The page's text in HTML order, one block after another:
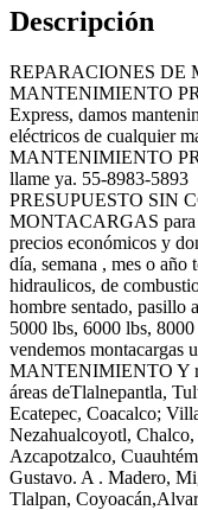
Descripción
REPARACIONES DE
MANTENIMIENTO
Express, damos
eléctricos de cualquier
MANTENIMIENTO
llame ya. 55-8983-5893
PRESUPUESTO SIN
MONTACARGAS para
precios económicos y
día, semana , mes o año
hidraulicos, de
hombre sentado, pasillo
5000 lbs, 6000 lbs,
vendemos montacargas
MANTENIMIENTO Y
áreas deTlalnepantla,
Ecatepec, Coacalco;
Nezahualcoyotl,
Azcapotzalco,
Gustavo. A . Madero,
Tlalpan,